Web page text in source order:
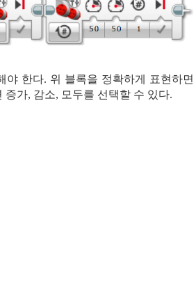
한다. 위 블록을 정확하게 표현하면
가, 감소, 모두를 선택할 수 있다.